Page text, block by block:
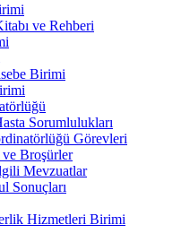
ve Rehberi
Birimi
Sorumlulukları
Görevleri
Broşürler
Mevzuatlar
Sonuçları
Hizmetleri Birimi